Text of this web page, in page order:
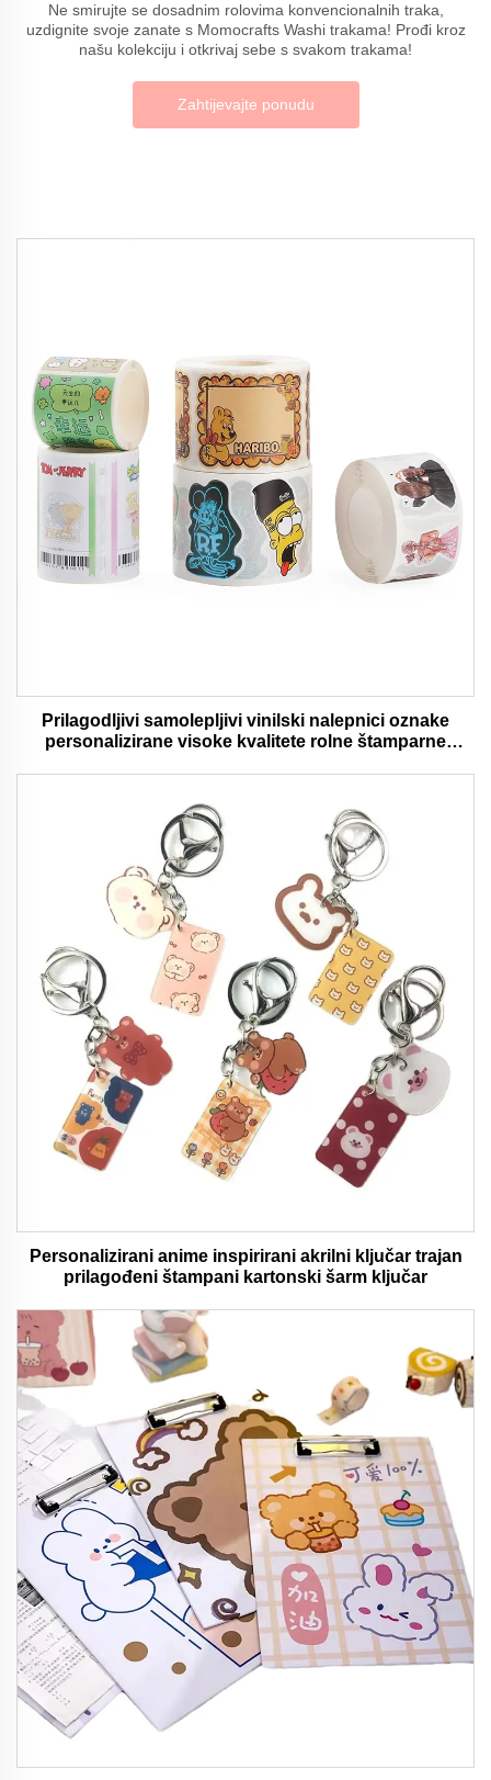
Ne smirujte se dosadnim rolovima konvencionalnih traka,
uzdignite svoje zanate s Momocrafts Washi trakama! Prođi kroz
našu kolekciju i otkrivaj sebe s svakom trakama!
Zahtijevajte ponudu
Prilagodljivi samolepljivi vinilski nalepnici oznake
personalizirane visoke kvalitete rolne štamparne
Personalizirani anime inspirirani akrilni ključar trajan
prilagođeni štampani kartonski šarm ključar